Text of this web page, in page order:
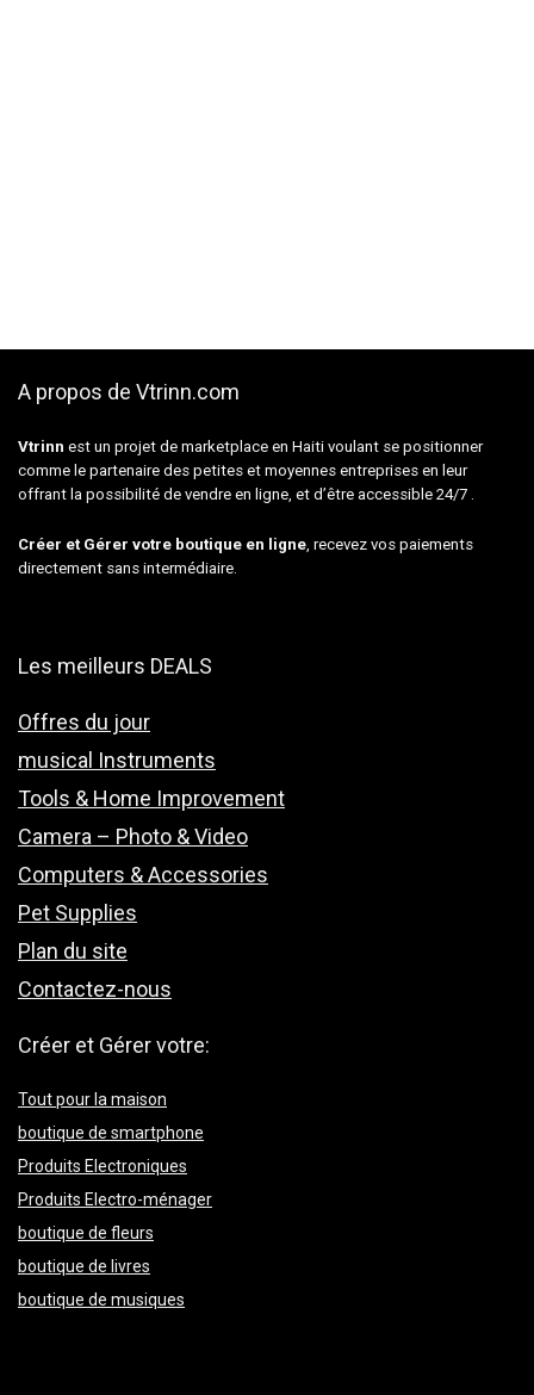
A propos de Vtrinn.com
Vtrinn est un projet de marketplace en Haiti voulant se positionner
comme le partenaire des petites et moyennes entreprises en leur
offrant la possibilité de vendre en ligne, et d’être accessible 24/7 .
Créer et Gérer votre boutique en ligne, recevez vos paiements
directement sans intermédiaire.
Les meilleurs DEALS
Offres du jour
musical Instruments
Tools & Home Improvement
Camera – Photo & Video
Computers & Accessories
Pet Supplies
Plan du site
Contactez-nous
Créer et Gérer votre:
Tout pour la maison
boutique de smartphone
Produits Electroniques
Produits Electro-ménager
boutique de fleurs
boutique de livres
boutique de musiques